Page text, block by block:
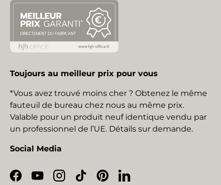
Toujours au meilleur prix pour vous
*Vous avez trouvé moins cher ? Obtenez le même
fauteuil de bureau chez nous au même prix.
Valable pour un produit neuf identique vendu par
un professionnel de l’UE. Détails sur demande.
Social Media
Facebook
YouTubeInstagram
TikTokPinterestLinkedIn